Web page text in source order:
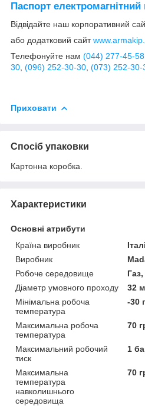
Паспорт електромагнітний
Відвідайте наш корпоративний
або додатковий сайт
Телефонуйте нам (044) 277-45-58
30 (096) 252-30-30 (073) 252-30-
Приховати
Спосіб упаковки
Картонна коробка.
Характеристики
Основні атрибути
Країна виробник
Виробник
Робоче середовище
Діаметр умовного проходу
32
Мінімальна робоча
температура
-30
Максимальна робоча
температура
70
Максимальний робочий
тиск
1
Максимальна
температура
навколишнього
середовища
70